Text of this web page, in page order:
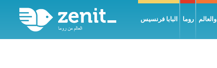
البابا فرنسيس روما